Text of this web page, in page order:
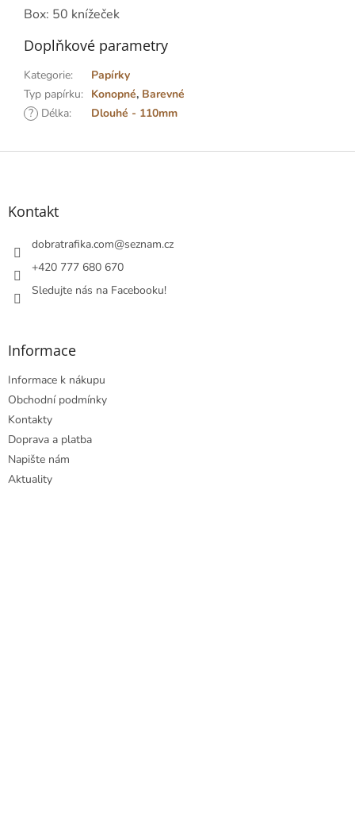
Box: 50 knížeček
Doplňkové parametry
Kategorie:
Papírky
Typ papírku: Konopné, Barevné
? Délka: Dlouhé - 110mm
Z
Kontakt
dobratrafika.com@seznam.cz
+420 777 680 670
Sledujte nás na Facebooku!
Informace
Informace k nákupu
Obchodní podmínky
Kontakty
Doprava a platba
Napište nám
Aktuality